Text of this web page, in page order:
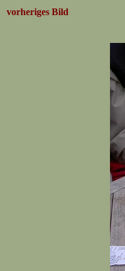
vorheriges Bild